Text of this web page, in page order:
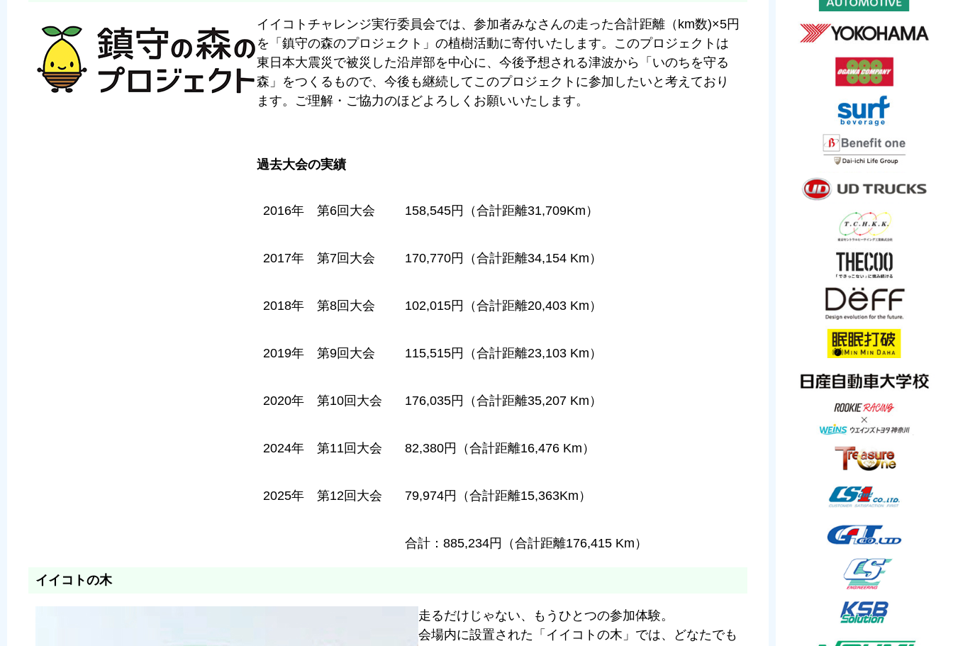
イイコトチャレンジ実行委員会では、参加者みなさんの走った合計距離（km数)×5円
を「鎮守の森のプロジェクト」の植樹活動に寄付いたします。このプロジェクトは
東日本大震災で被災した沿岸部を中心に、今後予想される津波から「いのちを守る
森」をつくるもので、今後も継続してこのプロジェクトに参加したいと考えており
ます。ご理解・ご協力のほどよろしくお願いいたします。
過去大会の実績
2016年 第6回大会 158,545円 （合計距離31,709Km）
2017年 第7回大会 170,770円 （合計距離34,154 Km）
2018年 第8回大会 102,015円 （合計距離20,403 Km）
2019年 第9回大会 115,515円 （合計距離23,103 Km）
2020年 第10回大会 176,035円 （合計距離35,207 Km）
2024年 第11回大会 82,380円 （合計距離16,476 Km）
2025年 第12回大会 79,974円 （合計距離15,363Km）
合計：885,234円 （合計距離176,415 Km）
イイコトの木
走るだけじゃない、もうひとつの参加体験。
会場内に設置された「イイコトの木」では、どなたでも